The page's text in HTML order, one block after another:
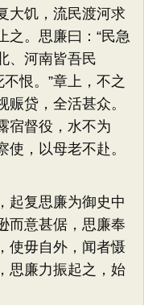
大饥，流民渡河求
之。思廉曰：“民急
、河南皆吾民
恨。”章上，不之
贷，全活甚众。
宿督役，水不为
，以母老不赴。
复思廉为御史中
而意甚倨，思廉奉
使毋自外，闻者慑
思廉力振起之，始